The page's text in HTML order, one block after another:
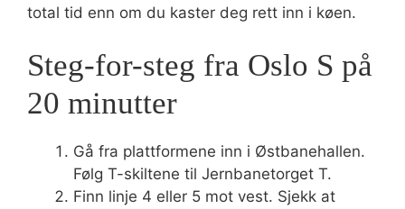
total tid enn om du kaster deg rett inn i køen.
Steg-for-steg fra Oslo S på
20 minutter
Gå fra plattformene inn i Østbanehallen.
Følg T-skiltene til Jernbanetorget T.
Finn linje 4 eller 5 mot vest. Sjekk at